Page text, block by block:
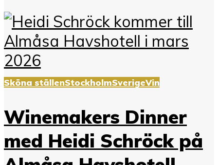
Sköna ställenStockholmSverigeVin
Winemakers Dinner
med Heidi Schröck på